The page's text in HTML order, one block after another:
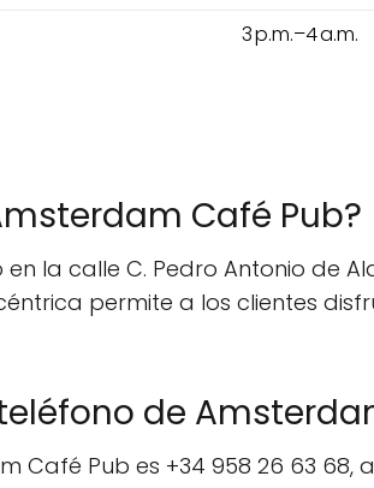
3 p.m.–4 a.m.
Café Pub?
la calle C. Pedro Antonio de
permite a los clientes
de
Café Pub es +34 958 26 63